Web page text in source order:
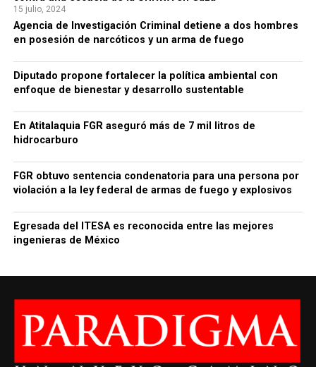
15 julio, 2024
Agencia de Investigación Criminal detiene a dos hombres
en posesión de narcóticos y un arma de fuego
Diputado propone fortalecer la política ambiental con
enfoque de bienestar y desarrollo sustentable
En Atitalaquia FGR aseguró más de 7 mil litros de
hidrocarburo
FGR obtuvo sentencia condenatoria para una persona por
violación a la ley federal de armas de fuego y explosivos
Egresada del ITESA es reconocida entre las mejores
ingenieras de México